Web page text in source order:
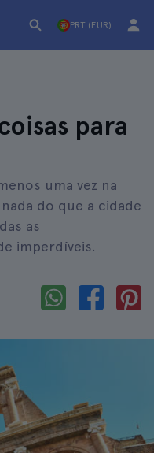
PRT (EUR)
para
uma vez na
do que a cidade
as
imperdíveis.